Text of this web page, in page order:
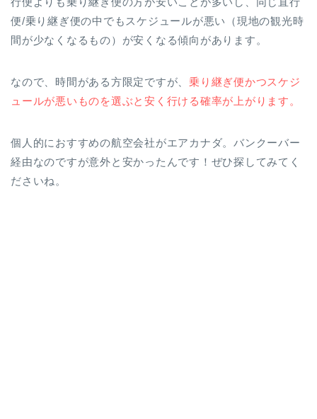
便/乗り継ぎ便の中でもスケジュールが悪い（現地の観光時
間が少なくなるもの）が安くなる傾向があります。
なので、時間がある方限定ですが、乗り継ぎ便かつスケジ
ュールが悪いものを選ぶと安く行ける確率が上がります。
個人的におすすめの航空会社がエアカナダ。バンクーバー
経由なのですが意外と安かったんです！ぜひ探してみてく
ださいね。